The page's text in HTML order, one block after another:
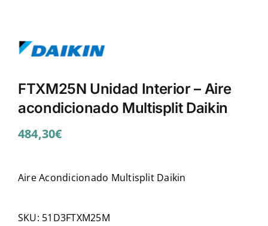
FTXM25N Unidad Interior – Aire
acondicionado Multisplit Daikin
484,30€
Aire Acondicionado Multisplit Daikin
SKU: 51D3FTXM25M